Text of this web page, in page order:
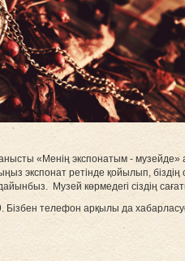
«Менің экспонатым -
экспонат ретінде қойылып,
Музей көрмедегі сіздің
телефон арқылы да